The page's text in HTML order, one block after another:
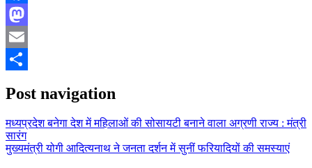
Facebook
Mastodon
Email
Post navigation
मध्यप्रदेश बनेगा देश में महिलाओं की सोसायटी बनाने वाला अग्रणी राज्य : मंत्री
सारंग
मुख्यमंत्री योगी आदित्यनाथ ने जनता दर्शन में सुनीं फरियादियों की समस्याएं